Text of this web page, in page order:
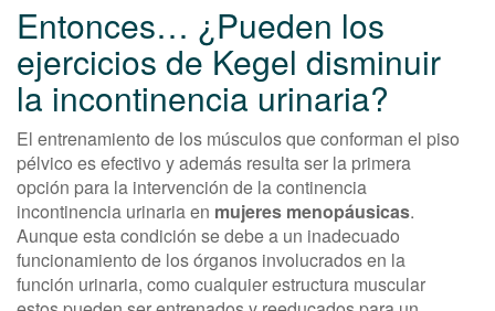
Entonces… ¿Pueden los
ejercicios de Kegel disminuir
la incontinencia urinaria?
El entrenamiento de los músculos que conforman el piso
pélvico es efectivo y además resulta ser la primera
opción para la intervención de la continencia
incontinencia urinaria en mujeres menopáusicas.
Aunque esta condición se debe a un inadecuado
funcionamiento de los órganos involucrados en la
función urinaria, como cualquier estructura muscular